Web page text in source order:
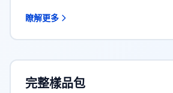
瞭解更多
完整樣品包